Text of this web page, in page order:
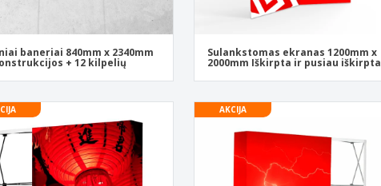
baneriai 840mm x 2340mm
+ 12 kilpelių
Sulankstomas ekranas 1200mm x
2000mm Iškirpta ir pusiau iškirpta
AKCIJA